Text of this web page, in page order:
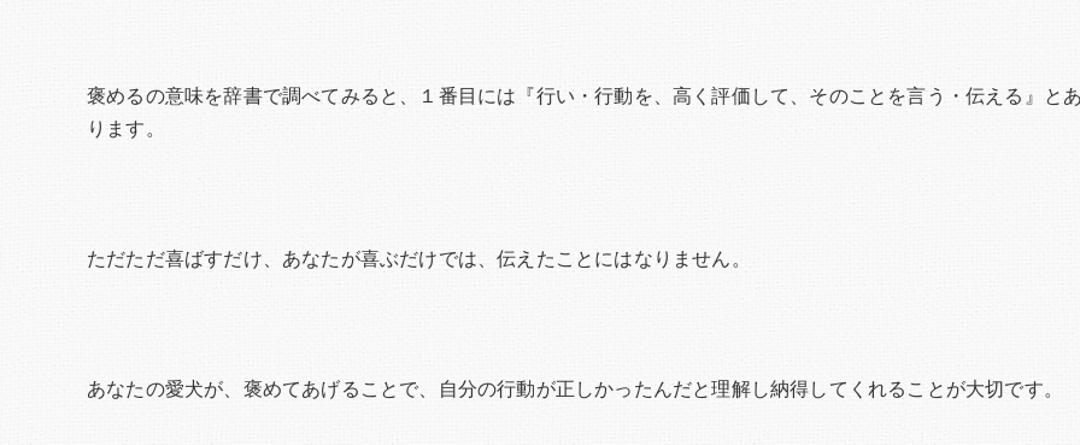
褒めるの意味を辞書で調べてみると、１番目には『行い・行動を、高く評価して、そのことを言う・伝える』と
ります。
ただただ喜ばすだけ、あなたが喜ぶだけでは、伝えたことにはなりません。
あなたの愛犬が、褒めてあげることで、自分の行動が正しかったんだと理解し納得してくれることが大切です。